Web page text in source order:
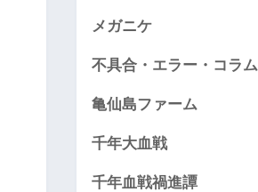
メガニケ
不具合・エラー・コラム
亀仙島ファーム
千年大血戦
千年血戦禍進譚